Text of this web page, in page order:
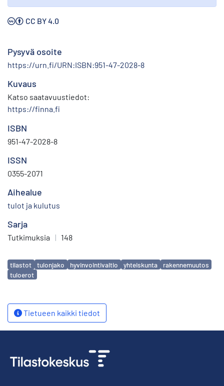
CC BY 4.0
Pysyvä osoite
https://urn.fi/URN:ISBN:951-47-2028-8
Kuvaus
Katso saatavuustiedot:
https://finna.fi
ISBN
951-47-2028-8
ISSN
0355-2071
Aihealue
tulot ja kulutus
Sarja
Tutkimuksia | 148
Avainsanat
tilastot tulonjako hyvinvointivaltio yhteiskunta
rakennemuutos
tuloerot
Tietueen kaikki tiedot